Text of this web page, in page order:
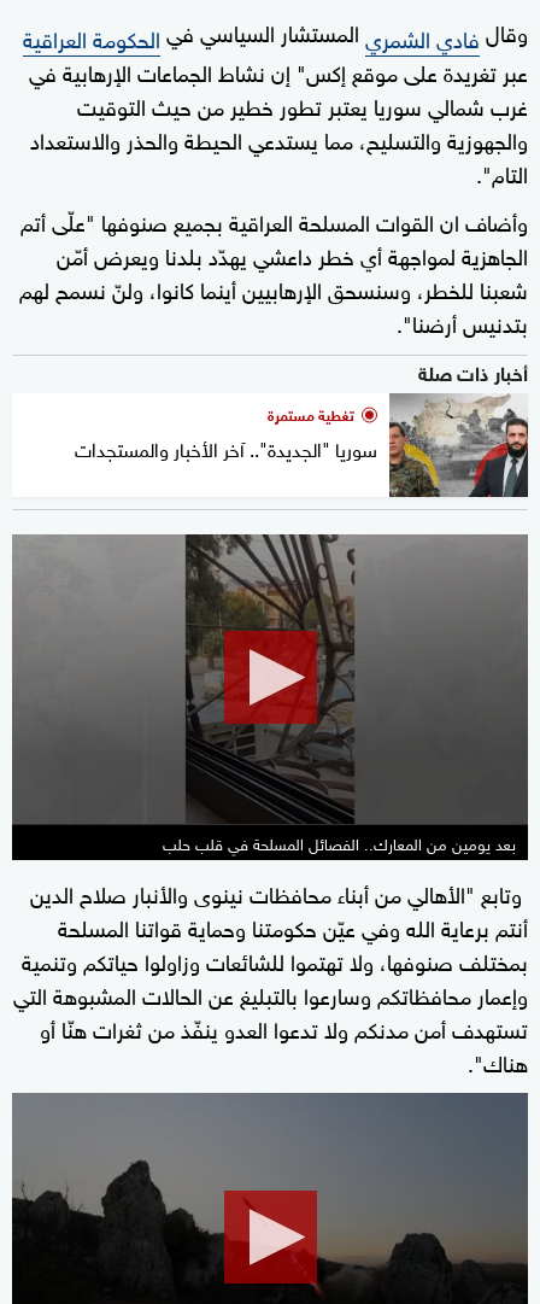
وقالفادي الشمريالمستشار السياسي فيالحكومة العراقية
عبر تغريدة على موقع إكس" إن نشاط الجماعات الإرهابية في
غرب شمالي سوريا يعتبر تطور خطير من حيث التوقيت
والجهوزية والتسليح، مما يستدعي الحيطة والحذر والاستعداد
التام".
وأضاف ان القوات المسلحة العراقية بجميع صنوفها "علّى أتم
الجاهزية لمواجهة أي خطر داعشي يهدّد بلدنا ويعرض أمّن
شعبنا للخطر، وسنسحق الإرهابيين أينما كانوا، ولنّ نسمح لهم
بتدنيس أرضنا".
أخبار ذات صلة
تغطية مستمرة
سوريا "الجديدة".. آخر الأخبار والمستجدات
بعد يومين من المعارك.. الفصائل المسلحة في قلب حلب
وتابع "الأهالي من أبناء محافظات نينوى والأنبار صلاح الدين
أنتم برعاية الله وفي عيّن حكومتنا وحماية قواتنا المسلحة
بمختلف صنوفها، ولا تهتموا للشائعات وزاولوا حياتكم وتنمية
وإعمار محافظاتكم وسارعوا بالتبليغ عن الحالات المشبوهة التي
تستهدف أمن مدنكم ولا تدعوا العدو ينفّذ من ثغرات هنّا أو
هناك".
30